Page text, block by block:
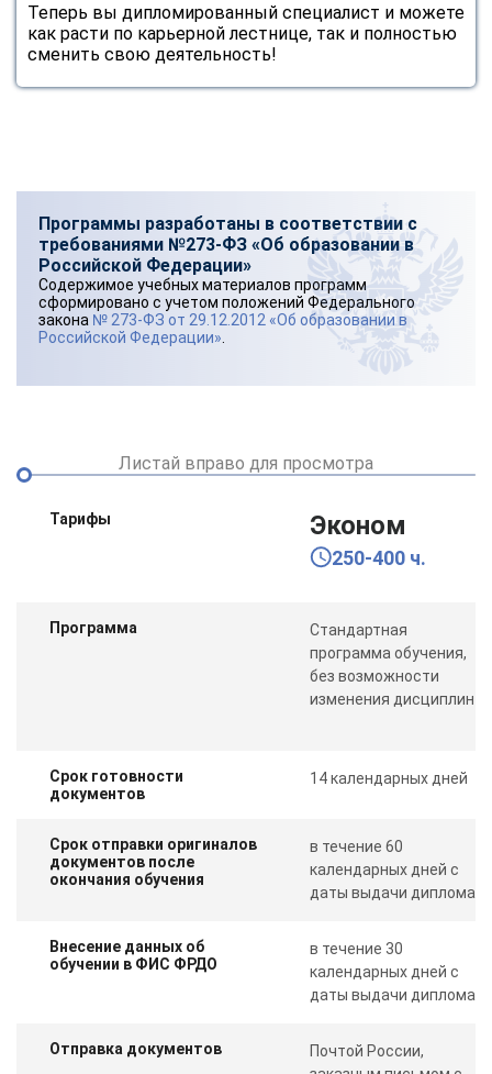
Теперь вы дипломированный специалист и можете
как расти по карьерной лестнице, так и полностью
сменить свою деятельность!
Программы разработаны в соответствии с
требованиями №273-ФЗ «Об образовании в
Российской Федерации»
Содержимое учебных материалов программ
сформировано с учетом положений Федерального
закона № 273-ФЗ от 29.12.2012 «Об образовании в
Российской Федерации»
Листай вправо для просмотра
Тарифы Эконом
250-400 ч.
Программа
Стандартная
программа обучения,
без возможности
изменения дисциплин
Срок готовности
документов
14 календарных дней
Срок отправки оригиналов
документов после
окончания обучения
в течение 60
календарных дней с
даты выдачи диплома
Внесение данных об
обучении в ФИС ФРДО
в течение 30
календарных дней с
даты выдачи диплома
Отправка документов
Почтой России,